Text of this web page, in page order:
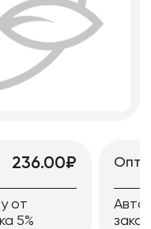
236.00₽
от
5%